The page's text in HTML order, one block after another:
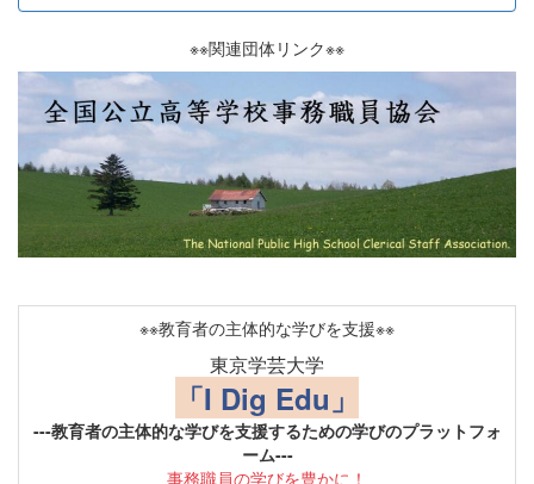
※※関連団体リンク※※
※※教育者の主体的な学びを支援※※
東京学芸大学
「I Dig Edu」
---教育者の主体的な学びを支援するための学びのプラットフォ
ーム---
事務職員の学びを豊かに！